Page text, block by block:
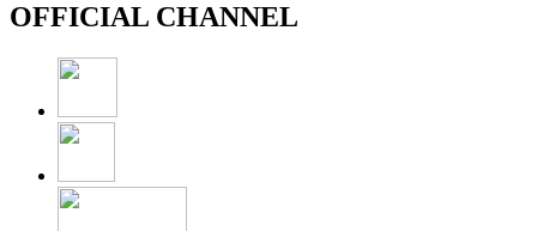
OFFICIAL CHANNEL